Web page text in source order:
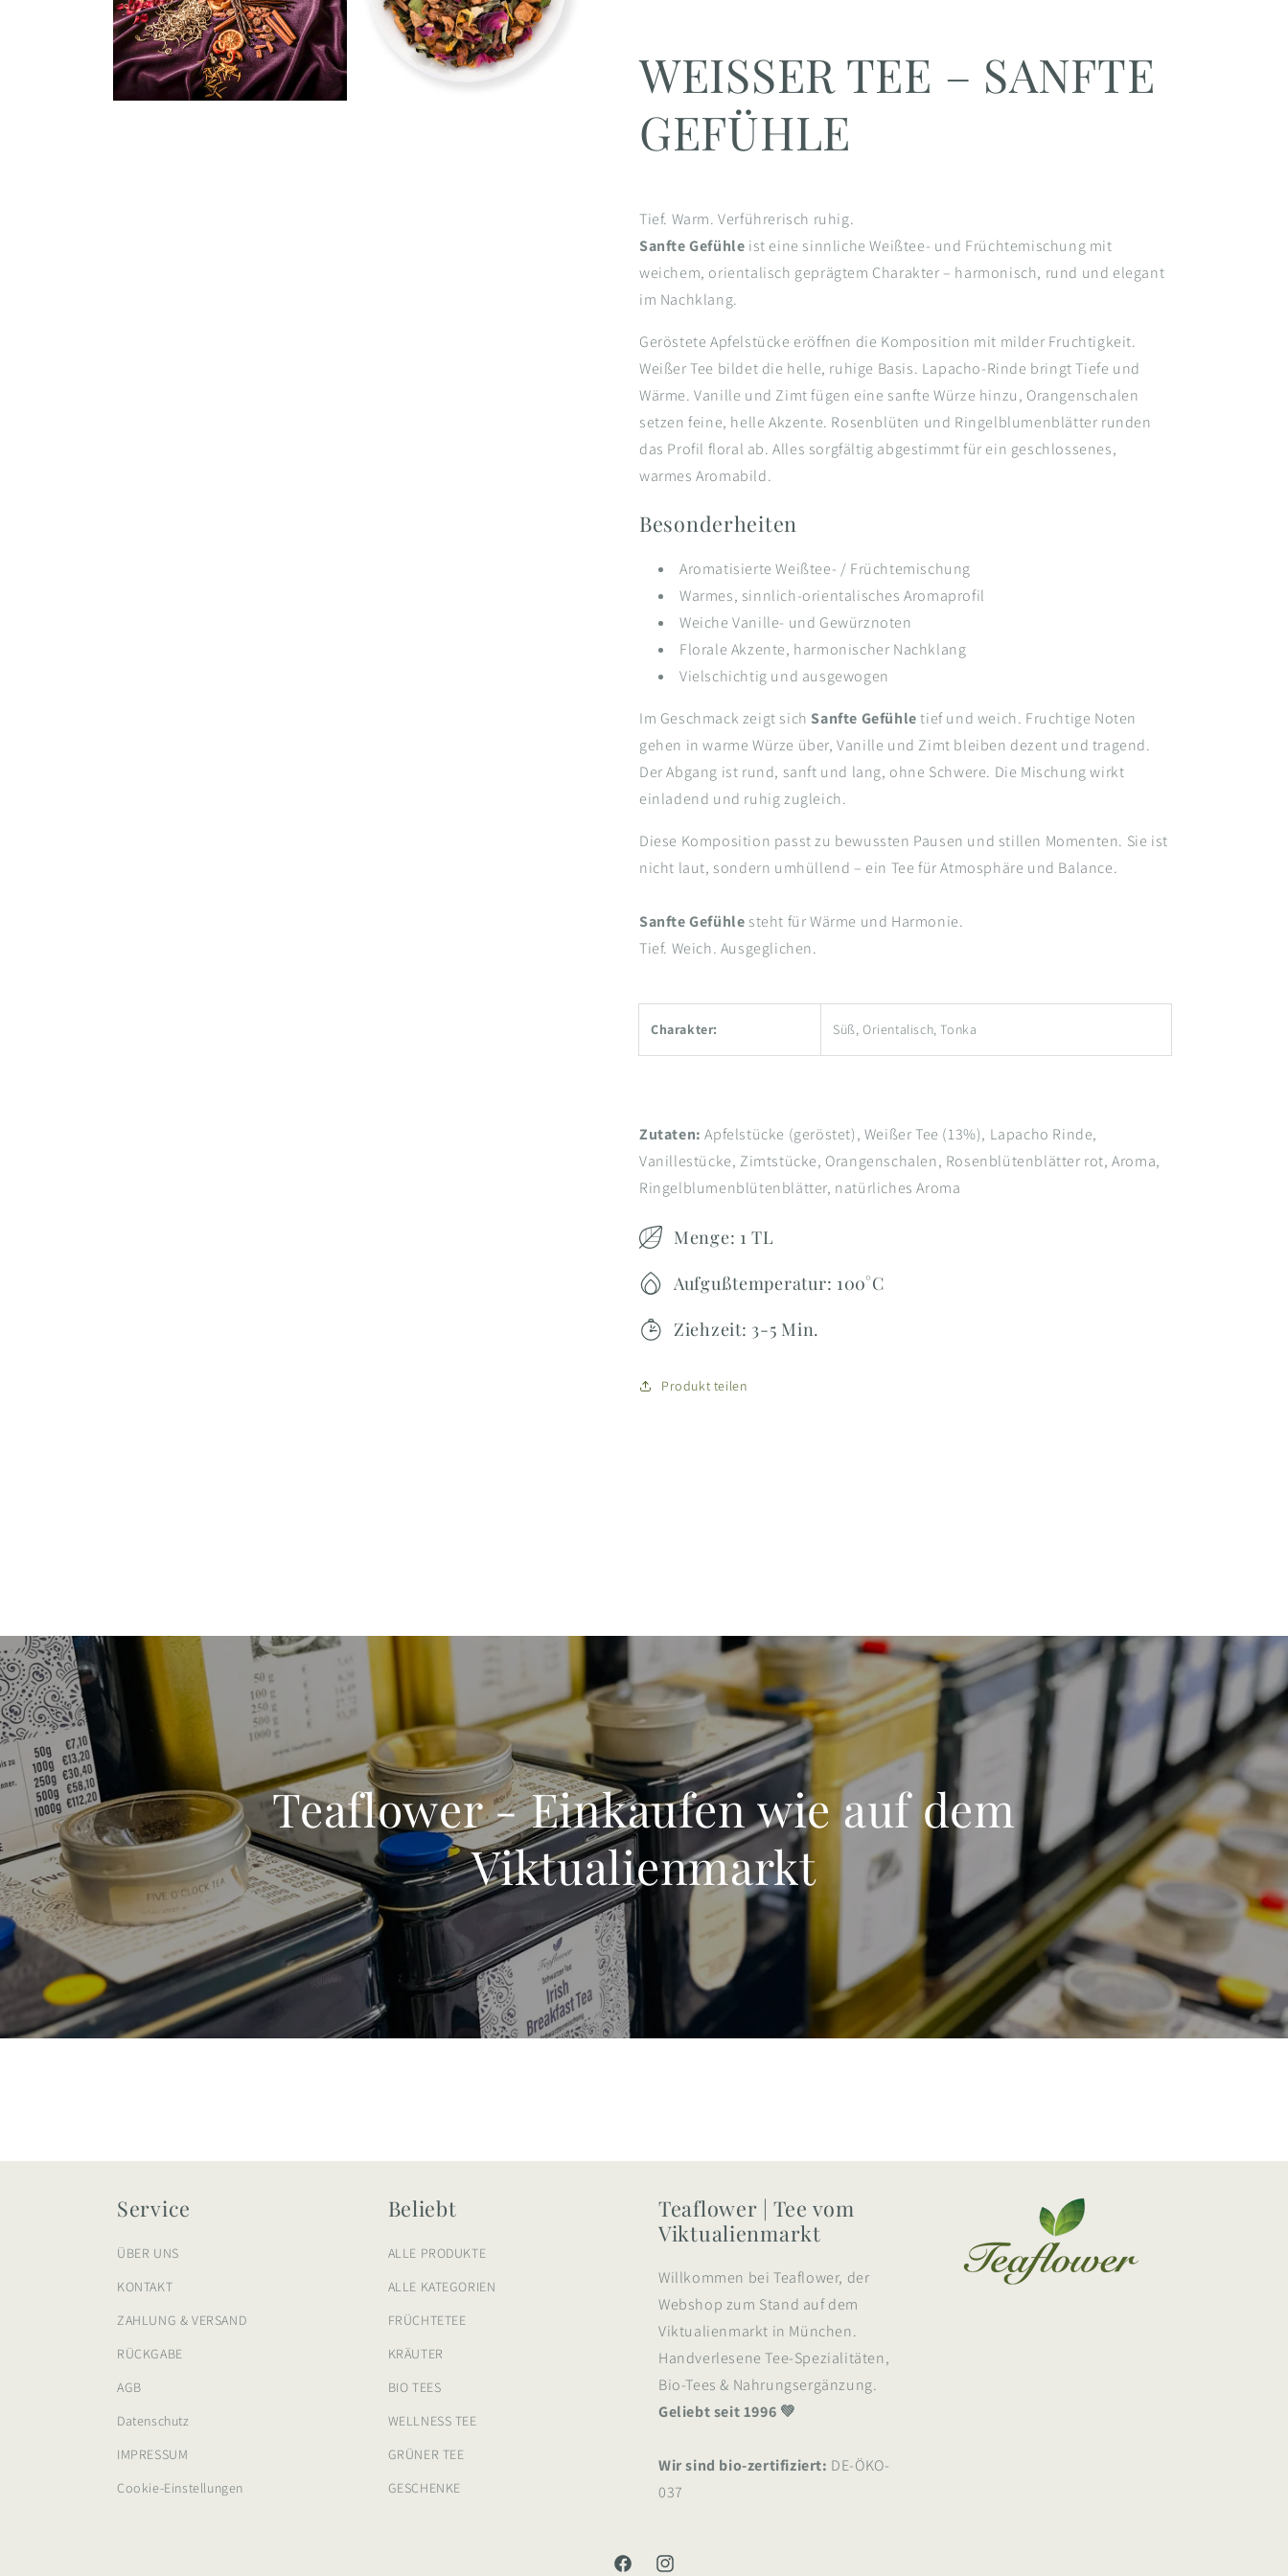
WEISSER TEE – SANFTE
GEFÜHLE
Tief. Warm. Verführerisch ruhig.
Sanfte Gefühle ist eine sinnliche Weißtee- und Früchtemischung mit
weichem, orientalisch geprägtem Charakter – harmonisch, rund und elegant
im Nachklang.
Geröstete Apfelstücke eröffnen die Komposition mit milder Fruchtigkeit.
Weißer Tee bildet die helle, ruhige Basis. Lapacho-Rinde bringt Tiefe und
Wärme. Vanille und Zimt fügen eine sanfte Würze hinzu, Orangenschalen
setzen feine, helle Akzente. Rosenblüten und Ringelblumenblätter runden
das Profil floral ab. Alles sorgfältig abgestimmt für ein geschlossenes,
warmes Aromabild.
Besonderheiten
Aromatisierte Weißtee- / Früchtemischung
Warmes, sinnlich-orientalisches Aromaprofil
Weiche Vanille- und Gewürznoten
Florale Akzente, harmonischer Nachklang
Vielschichtig und ausgewogen
Im Geschmack zeigt sichSanfte Gefühletief und weich. Fruchtige Noten
gehen in warme Würze über, Vanille und Zimt bleiben dezent und tragend.
Der Abgang ist rund, sanft und lang, ohne Schwere. Die Mischung wirkt
einladend und ruhig zugleich.
Diese Komposition passt zu bewussten Pausen und stillen Momenten. Sie ist
nicht laut, sondern umhüllend – ein Tee für Atmosphäre und Balance.
Sanfte Gefühle steht für Wärme und Harmonie.
Tief. Weich. Ausgeglichen.
Charakter: Süß, Orientalisch, Tonka
Zutaten: Apfelstücke (geröstet), Weißer Tee (13%), Lapacho Rinde,
Vanillestücke, Zimtstücke, Orangenschalen, Rosenblütenblätter rot, Aroma,
Ringelblumenblütenblätter, natürliches Aroma
Menge: 1 TL
Aufgußtemperatur: 100°C
Ziehzeit: 3-5 Min.
Produkt teilen
Teaflower - Einkaufen wie auf dem
Viktualienmarkt
Service
ÜBER UNS
KONTAKT
ZAHLUNG & VERSAND
RÜCKGABE
AGB
Datenschutz
IMPRESSUM
Cookie-Einstellungen
Beliebt
ALLE PRODUKTE
ALLE KATEGORIEN
FRÜCHTETEE
KRÄUTER
BIO TEES
WELLNESS TEE
GRÜNER TEE
GESCHENKE
Teaflower | Tee vom
Viktualienmarkt
Willkommen bei Teaflower, der
Webshop zum Stand auf dem
Viktualienmarkt in München.
Handverlesene Tee-Spezialitäten,
Bio-Tees & Nahrungsergänzung.
Geliebt seit 1996 💚
Wir sind bio-zertifiziert: DE-ÖKO-
037